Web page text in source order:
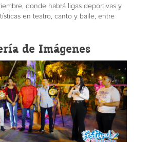
donde habrá ligas deportivas y
en teatro, canto y baile, entre
de Imágenes